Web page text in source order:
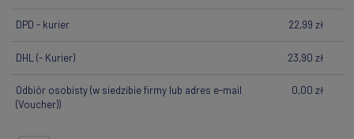
DPD - kurier 22,99 zł
DHL (- Kurier) 23,90 zł
Odbiór osobisty(w siedzibie firmy lub adres e-mail
(Voucher))
0,00 zł